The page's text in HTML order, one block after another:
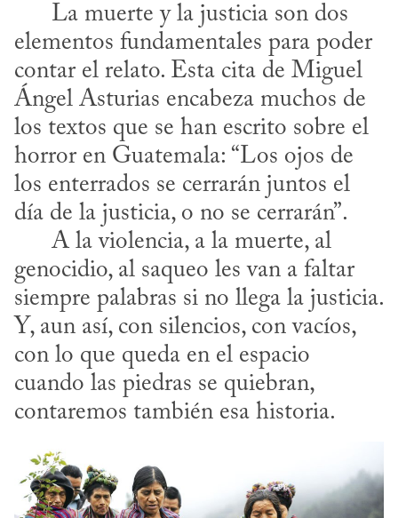
elementos fundamentales para poder
contar el relato. Esta cita de Miguel
Ángel Asturias encabeza muchos de
los textos que se han escrito sobre el
horror en Guatemala: “Los ojos de
los enterrados se cerrarán juntos el
día de la justicia, o no se cerrarán”.
genocidio, al saqueo les van a faltar
siempre palabras si no llega la justicia.
Y, aun así, con silencios, con vacíos,
con lo que queda en el espacio
cuando las piedras se quiebran,
contaremos también esa historia.